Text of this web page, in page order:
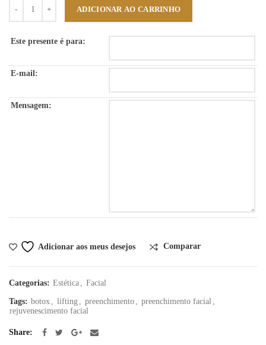
ADICIONAR AO CARRINHO
Este presente é para:
E-mail:
Mensagem:
Adicionar aos meus desejos Comparar
Categorias: Estética , Facial
Tags: botox , lifting , preenchimento , preenchimento facial ,
rejuvenescimento facial
Share